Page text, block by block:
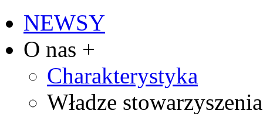
NEWSY
O nas +
Charakterystyka
Władze stowarzyszenia